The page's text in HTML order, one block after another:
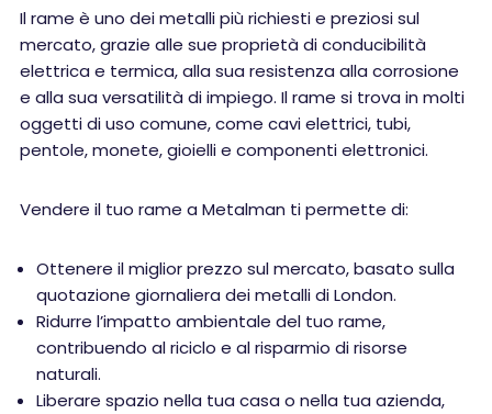
Il rame è uno dei metalli più richiesti e preziosi sul
mercato, grazie alle sue proprietà di conducibilità
elettrica e termica, alla sua resistenza alla corrosione
e alla sua versatilità di impiego. Il rame si trova in molti
oggetti di uso comune, come cavi elettrici, tubi,
pentole, monete, gioielli e componenti elettronici.
Vendere il tuo rame a Metalman ti permette di:
Ottenere il miglior prezzo sul mercato, basato sulla
quotazione giornaliera dei metalli di London.
Ridurre l’impatto ambientale del tuo rame,
contribuendo al riciclo e al risparmio di risorse
naturali.
Liberare spazio nella tua casa o nella tua azienda,